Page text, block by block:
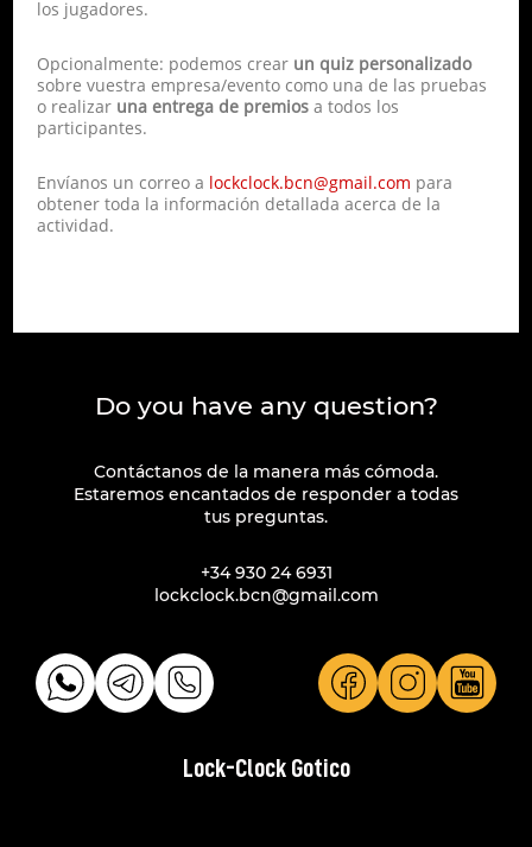
los jugadores.
Opcionalmente: podemos crear un quiz personalizado
sobre vuestra empresa/evento como una de las pruebas
o realizar una entrega de premios a todos los
participantes.
Envíanos un correo a lockclock.bcn@gmail.com para
obtener toda la información detallada acerca de la
actividad.
Do you have any question?
Contáctanos de la manera más cómoda.
Estaremos encantados de responder a todas
tus preguntas.
+34 930 24 6931
lockclock.bcn@gmail.com
Lock-Clock Gotico